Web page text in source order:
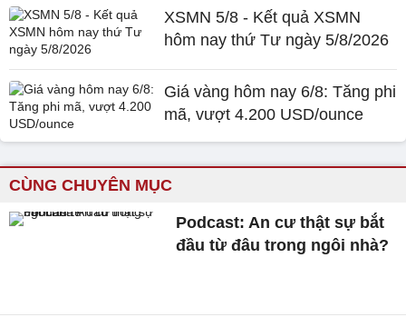
XSMN 5/8 - Kết quả XSMN
hôm nay thứ Tư ngày 5/8/2026
Giá vàng hôm nay 6/8: Tăng phi
mã, vượt 4.200 USD/ounce
CÙNG CHUYÊN MỤC
Podcast: An cư thật sự bắt
đầu từ đâu trong ngôi nhà?